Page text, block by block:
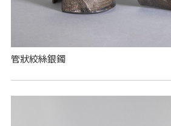
管狀絞絲銀鐲